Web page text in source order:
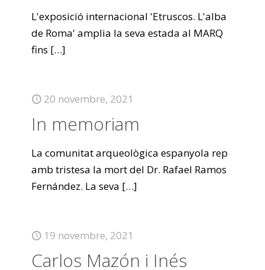
L'exposició internacional 'Etruscos. L'alba
de Roma' amplia la seva estada al MARQ
fins […]
20 novembre, 2021
In memoriam
La comunitat arqueològica espanyola rep
amb tristesa la mort del Dr. Rafael Ramos
Fernández. La seva […]
19 novembre, 2021
Carlos Mazón i Inés